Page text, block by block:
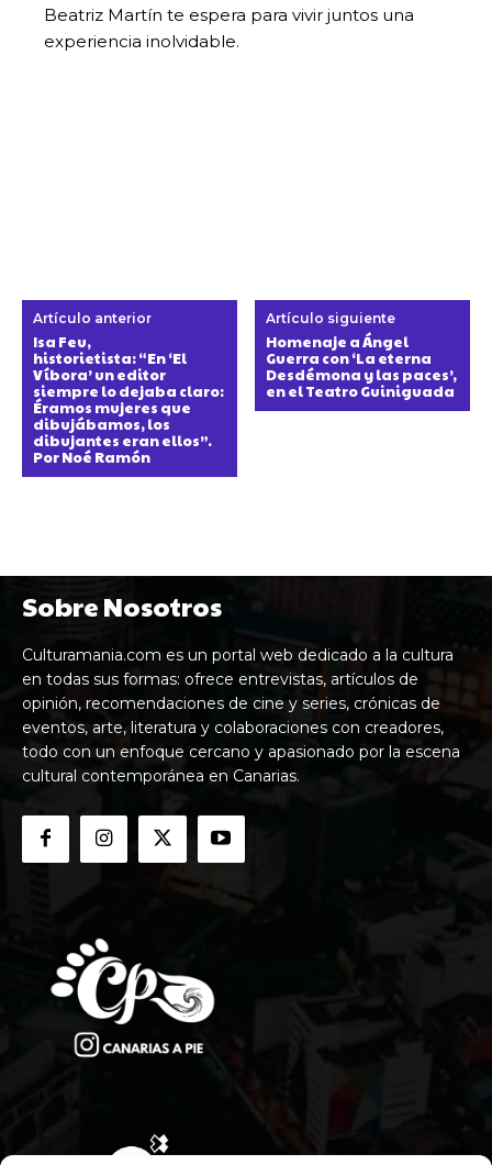
Beatriz Martín te espera para vivir juntos una
experiencia inolvidable.
Artículo anterior
Isa Feu,
historietista: “En ‘El
Víbora’ un editor
siempre lo dejaba claro:
Éramos mujeres que
dibujábamos, los
dibujantes eran ellos”.
Por Noé Ramón
Artículo siguiente
Homenaje a Ángel
Guerra con ‘La eterna
Desdémona y las paces’,
en el Teatro Guiniguada
Sobre Nosotros
Culturamania.com es un portal web dedicado a la cultura
en todas sus formas: ofrece entrevistas, artículos de
opinión, recomendaciones de cine y series, crónicas de
eventos, arte, literatura y colaboraciones con creadores,
todo con un enfoque cercano y apasionado por la escena
cultural contemporánea en Canarias.